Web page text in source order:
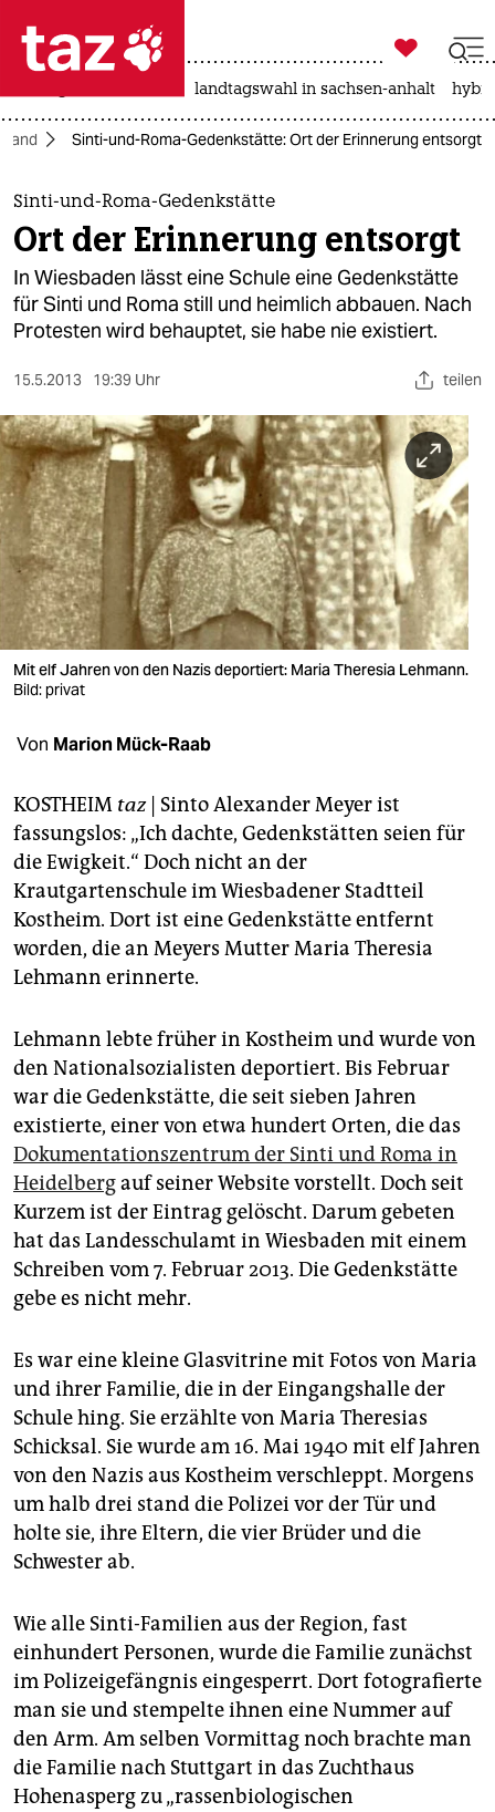
 taz zahl ich
taz zahl ich
themen
politik
öko
sport
berlin
nord
wahrheit
verlag
verlag
veranstaltungen
fragen & hilfe
unterstützen
abo
genossenschaft

taz zahl ich
landtagswahl in sachsen-anhalt
Sinti-und-Roma-Gedenkstätte: Ort der Erinnerung entsorgt
Sinti-und-Roma-Gedenkstätte
Ort der Erinnerung entsorgt
In Wiesbaden lässt eine Schule eine Gedenkstätte
für Sinti und Roma still und heimlich abbauen. Nach
Protesten wird behauptet, sie habe nie existiert.
15.5.2013 19:39 Uhr teilen
Mit elf Jahren von den Nazis deportiert: Maria Theresia Lehmann.
Bild: privat
Von Marion Mück-Raab
KOSTHEIM taz| Sinto Alexander Meyer ist
fassungslos: „Ich dachte, Gedenkstätten seien für
die Ewigkeit.“ Doch nicht an der
Krautgartenschule im Wiesbadener Stadtteil
Kostheim. Dort ist eine Gedenkstätte entfernt
worden, die an Meyers Mutter Maria Theresia
Lehmann erinnerte.
Lehmann lebte früher in Kostheim und wurde von
den Nationalsozialisten deportiert. Bis Februar
war die Gedenkstätte, die seit sieben Jahren
existierte, einer von etwa hundert Orten, die das
Dokumentationszentrum der Sinti und Roma in
Heidelbergauf seiner Website vorstellt. Doch seit
Kurzem ist der Eintrag gelöscht. Darum gebeten
hat das Landesschulamt in Wiesbaden mit einem
Schreiben vom 7. Februar 2013. Die Gedenkstätte
gebe es nicht mehr.
Es war eine kleine Glasvitrine mit Fotos von Maria
und ihrer Familie, die in der Eingangshalle der
Schule hing. Sie erzählte von Maria Theresias
Schicksal. Sie wurde am 16. Mai 1940 mit elf Jahren
von den Nazis aus Kostheim verschleppt. Morgens
um halb drei stand die Polizei vor der Tür und
holte sie, ihre Eltern, die vier Brüder und die
Schwester ab.
Wie alle Sinti-Familien aus der Region, fast
einhundert Personen, wurde die Familie zunächst
im Polizeigefängnis eingesperrt. Dort fotografierte
man sie und stempelte ihnen eine Nummer auf
den Arm. Am selben Vormittag noch brachte man
die Familie nach Stuttgart in das Zuchthaus
Hohenasperg zu „rassenbiologischen